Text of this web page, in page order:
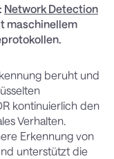
Network Detection
maschinellem
beruht und
kontinuierlich den
Verhalten.
Erkennung von
unterstützt die